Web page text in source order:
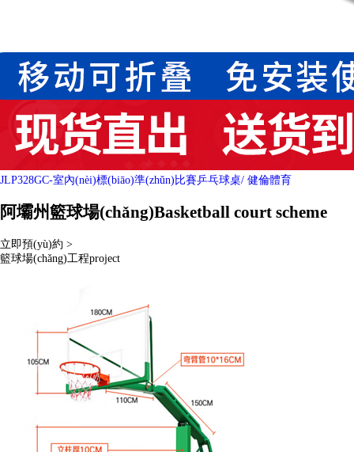
JLP328GC-室內(nèi)標(biāo)準(zhǔn)比賽乒乓球桌/ 健倫體育
阿壩州籃球場(chǎng)Basketball court scheme
立即預(yù)約 >
籃球場(chǎng)工程project